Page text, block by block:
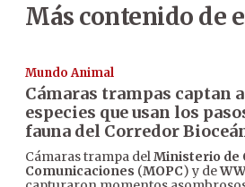
Más contenido de
Mundo Animal
Cámaras trampas captan
especies que usan los
fauna del Corredor
Cámaras trampa delMinisterio de
Comunicaciones (MOPC) y de